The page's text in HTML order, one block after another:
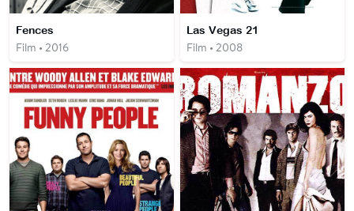
Fences
Film • 2016
Las Vegas 21
Film • 2008